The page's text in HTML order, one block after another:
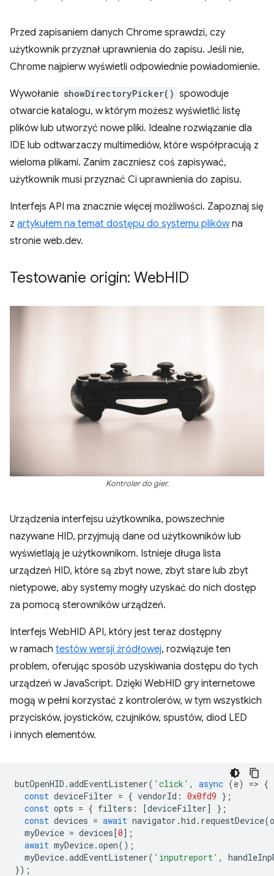
Przed zapisaniem danych Chrome sprawdzi, czy
użytkownik przyznał uprawnienia do zapisu. Jeśli nie,
Chrome najpierw wyświetli odpowiednie powiadomienie.
Wywołanie showDirectoryPicker() spowoduje
otwarcie katalogu, w którym możesz wyświetlić listę
plików lub utworzyć nowe pliki. Idealne rozwiązanie dla
IDE lub odtwarzaczy multimediów, które współpracują z
wieloma plikami. Zanim zaczniesz coś zapisywać,
użytkownik musi przyznać Ci uprawnienia do zapisu.
Interfejs API ma znacznie więcej możliwości. Zapoznaj się
z artykułem na temat dostępu do systemu plikówna
stronie web.dev.
Testowanie origin: WebHID
Kontroler do gier.
Urządzenia interfejsu użytkownika, powszechnie
nazywane HID, przyjmują dane od użytkowników lub
wyświetlają je użytkownikom. Istnieje długa lista
urządzeń HID, które są zbyt nowe, zbyt stare lub zbyt
nietypowe, aby systemy mogły uzyskać do nich dostęp
za pomocą sterowników urządzeń.
Interfejs WebHID API, który jest teraz dostępny
w ramach testów wersji źródłowej, rozwiązuje ten
problem, oferując sposób uzyskiwania dostępu do tych
urządzeń w JavaScript. Dzięki WebHID gry internetowe
mogą w pełni korzystać z kontrolerów, w tym wszystkich
przycisków, joysticków, czujników, spustów, diod LED
i innych elementów.
butOpenHID .addEventListener( 'click' , async (e) => {
const deviceFilter = { vendorId : 0x0fd9 };
const opts = { filters : [deviceFilter]
};
const devices = await navigator .hid . requestDevice(
myDevice = devices[0];
await myDevice.open();
myDevice.addEventListener( 'inputreport' ,
});